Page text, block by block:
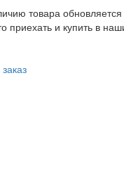
товара
приехать и купить в